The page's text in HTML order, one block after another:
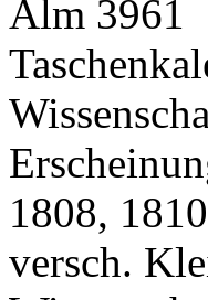
Alm 3961
1808,
versch.